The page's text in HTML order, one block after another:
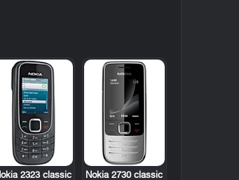
Nokia 2730 classic
2323 classic